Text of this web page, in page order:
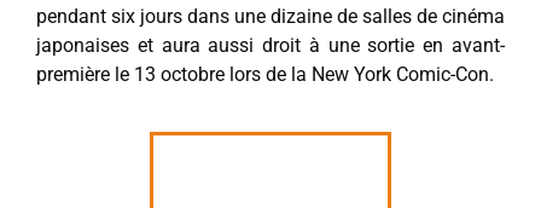
pendant six jours dans une dizaine de salles de cinéma
japonaises et aura aussi droit à une sortie en avant-
première le 13 octobre lors de la New York Comic-Con.